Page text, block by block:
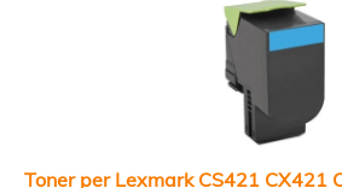
Toner per Lexmark CS421 CX421